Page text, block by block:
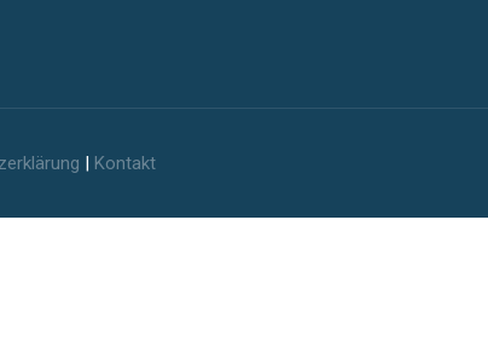
| Kontakt